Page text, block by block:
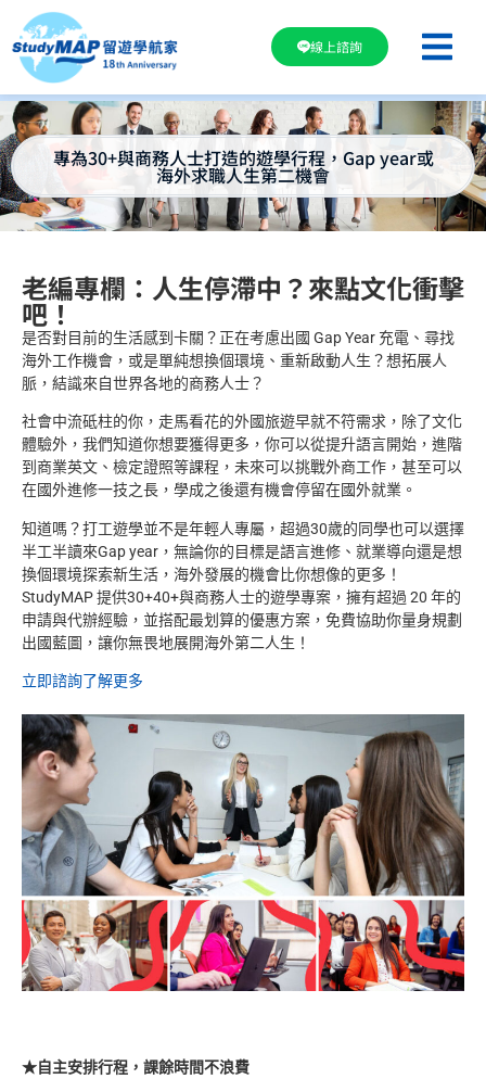
線上諮詢
專為30+與商務人士打造的遊學行程，Gap year或
海外求職人生第二機會
老編專欄：人生停滯中？來點文化衝擊
吧！
是否對目前的生活感到卡關？正在考慮出國 Gap Year 充電、尋找
海外工作機會，或是單純想換個環境、重新啟動人生？想拓展人
脈，結識來自世界各地的商務人士？
社會中流砥柱的你，走馬看花的外國旅遊早就不符需求，除了文化
體驗外，我們知道你想要獲得更多，你可以從提升語言開始，進階
到商業英文、檢定證照等課程，未來可以挑戰外商工作，甚至可以
在國外進修一技之長，學成之後還有機會停留在國外就業。
知道嗎？打工遊學並不是年輕人專屬，超過30歲的同學也可以選擇
半工半讀來Gap year，無論你的目標是語言進修、就業導向還是想
換個環境探索新生活，海外發展的機會比你想像的更多！
StudyMAP 提供30+40+與商務人士的遊學專案，擁有超過 20 年的
申請與代辦經驗，並搭配最划算的優惠方案，免費協助你量身規劃
出國藍圖，讓你無畏地展開海外第二人生！
立即諮詢了解更多
★自主安排行程，課餘時間不浪費